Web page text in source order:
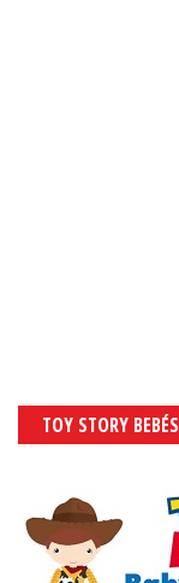
TOY STORY BEBÉS